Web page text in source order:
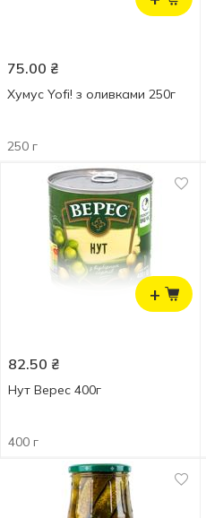
75.00 ₴
Хумус Yofi! з оливками 250г
250 г
+
82.50 ₴
Нут Верес 400г
400 г